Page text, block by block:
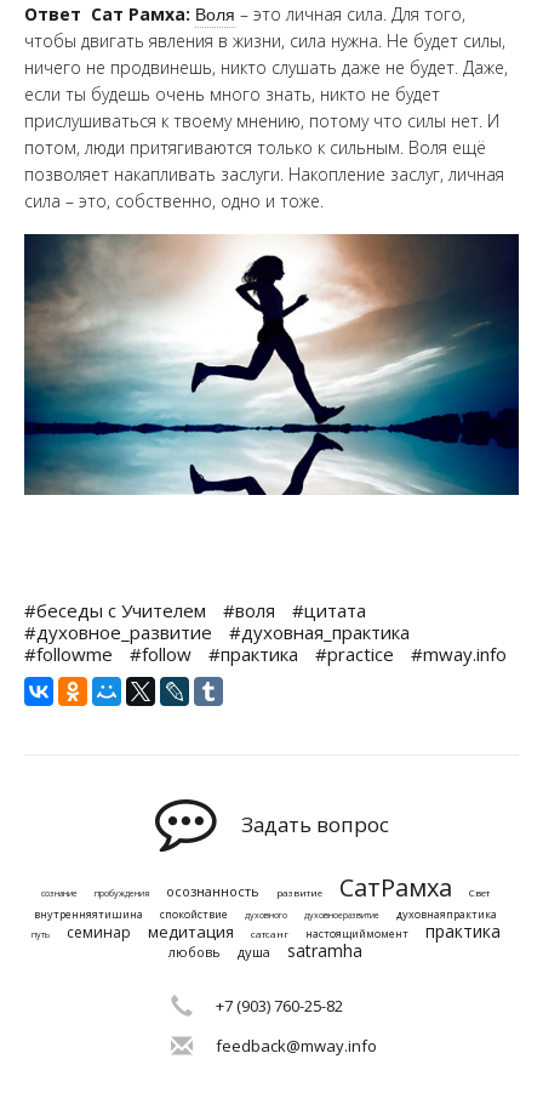
Ответ Сат Рамха: Воля – это личная сила. Для того,
чтобы двигать явления в жизни, сила нужна. Не будет силы,
ничего не продвинешь, никто слушать даже не будет. Даже,
если ты будешь очень много знать, никто не будет
прислушиваться к твоему мнению, потому что силы нет. И
потом, люди притягиваются только к сильным. Воля ещё
позволяет накапливать заслуги. Накопление заслуг, личная
сила – это, собственно, одно и тоже.
#беседы с Учителем #воля
#цитата
#духовное_развитие
#духовная_практика
#followme
#follow #практика #practice #mway.info
Задать вопрос
сознание пробуждения осознанность развитие СатРамха Свет
внутренняятишина спокойствие духовного духовноеразвитие духовнаяпрактика
путь семинар медитация сатсанг настоящиймомент практика
любовь душа satramha
+7 (903) 760-25-82
feedback@mway.info